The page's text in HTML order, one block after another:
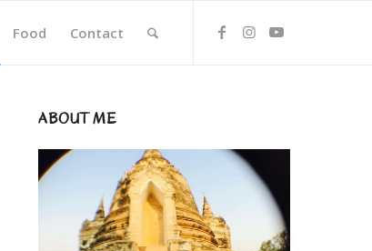
Food Contact
ABOUT ME